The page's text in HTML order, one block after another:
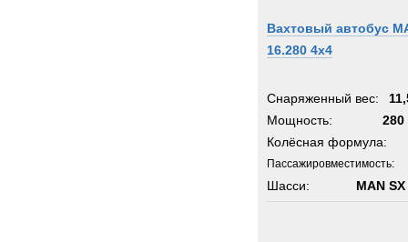
Вахтовый автобус
16.280 4x4
Снаряженный вес:
Мощность:
280
Колёсная формула:
Пассажировместимость:
Шасси: MAN